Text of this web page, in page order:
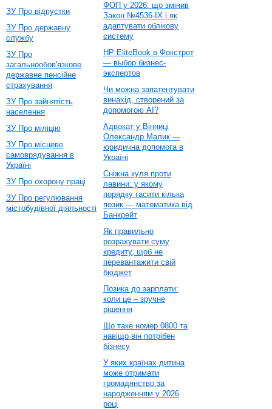
ЗУ Про відпустки
ЗУ Про державну
службу
ЗУ Про
загальнообов'язкове
державне пенсійне
страхування
ЗУ Про зайнятість
населення
ЗУ Про міліцію
ЗУ Про місцеве
самоврядування в
Україні
ЗУ Про охорону праці
ЗУ Про регулювання
містобудівної діяльності
ФОП у 2026: що змінив
Закон №4536-IX і як
адаптувати облікову
систему
HP EliteBook в Фокстрот
— выбор бизнес-
экспертов
Чи можна запатентувати
винахід, створений за
допомогою AI?
Адвокат у Вінниці
Олександр Малик —
юридична допомога в
Україні
Сніжна куля проти
лавини: у якому
порядку гасити кілька
позик — математика від
Банкрейт
Як правильно
розрахувати суму
кредиту, щоб не
перевантажити свій
бюджет
Позика до зарплати:
коли це – зручне
рішення
Що таке номер 0800 та
навіщо він потрібен
бізнесу
У яких країнах дитина
може отримати
громадянство за
народженням у 2026
році